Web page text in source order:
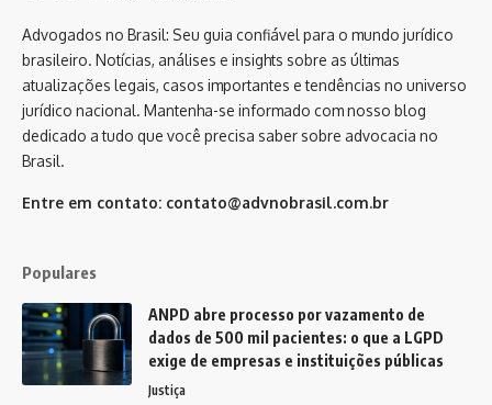
Advogados no Brasil: Seu guia confiável para o mundo jurídico
brasileiro. Notícias, análises e insights sobre as últimas
atualizações legais, casos importantes e tendências no universo
jurídico nacional. Mantenha-se informado com nosso blog
dedicado a tudo que você precisa saber sobre advocacia no
Brasil.
Entre em contato: contato@advnobrasil.com.br
Populares
ANPD abre processo por vazamento de
dados de 500 mil pacientes: o que a LGPD
exige de empresas e instituições públicas
Justiça